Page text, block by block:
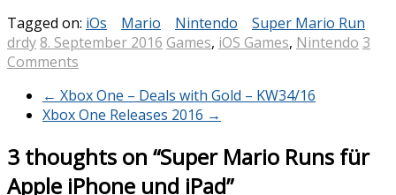
Tagged on: iOs Mario Nintendo
Super Mario Run
drdy 8. September 2016 Games, iOS Games, Nintendo 3
Comments
← Xbox One – Deals with Gold – KW34/16
Xbox One Releases 2016 →
3 thoughts on “Super Mario Runs für
Apple iPhone und iPad”